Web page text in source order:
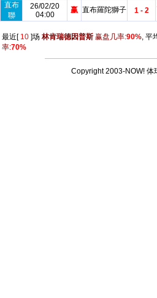
直布
聯
26/02/20
04:00
赢 直布羅陀獅子 1 - 2
最近[ 10 ]场 林肯瑞德因普斯 赢盘几率:90%, 平
率:70%
Copyright 2003-NOW! 体